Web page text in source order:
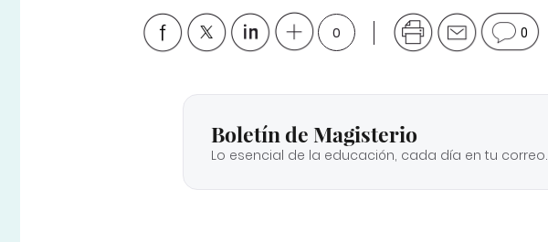
0 0
Boletín de Magisterio
Lo esencial de la educación, cada día en tu correo.